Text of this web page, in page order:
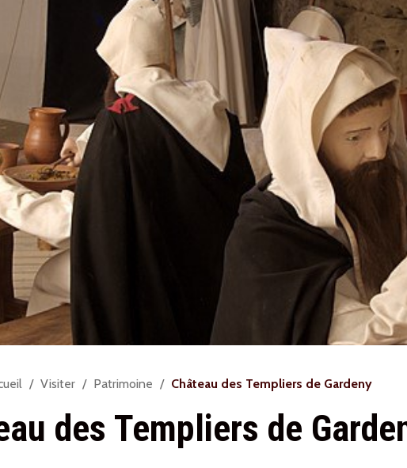
Visiter Patrimoine Château des Templiers de Gardeny
des Templiers de